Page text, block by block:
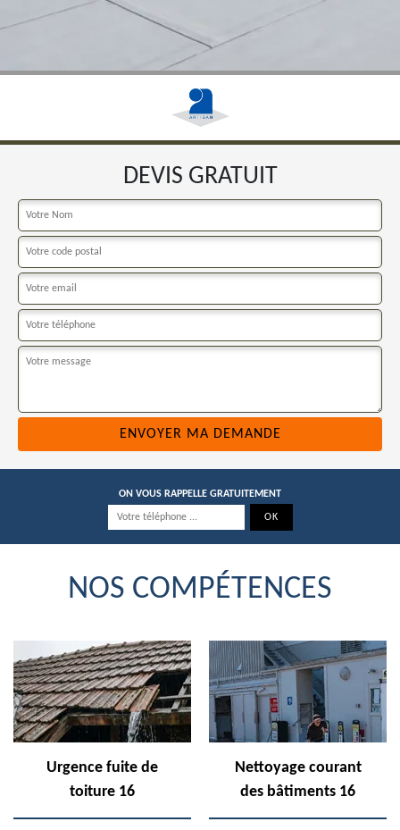
DEVIS GRATUIT
ON VOUS RAPPELLE GRATUITEMENT
NOS COMPÉTENCES
Urgence fuite de
toiture 16
Nettoyage courant
des bâtiments 16